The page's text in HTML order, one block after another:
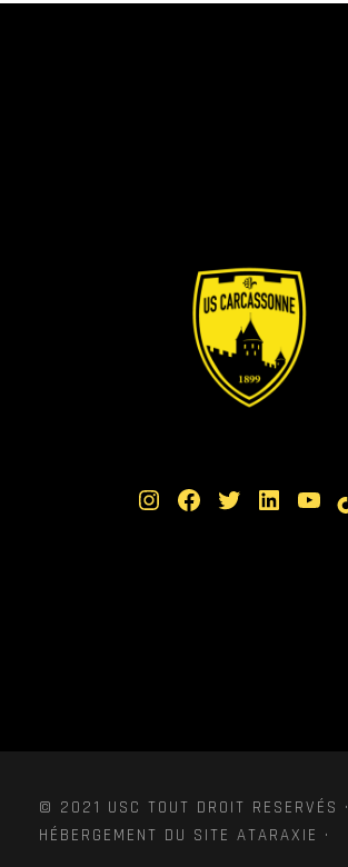
Instagram Facebook Twitter LinkedIn YouTube TikTok
© 2021 USC TOUT DROIT RESERVÉS ·
HÉBERGEMENT DU SITE ATARAXIE ·